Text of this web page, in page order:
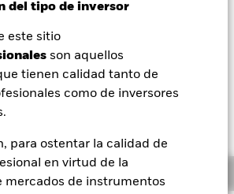
del tipo de inversor
este sitio
son aquellos
tienen calidad tanto de
como de inversores
para ostentar la calidad de
en virtud de la
mercados de instrumentos
a 06 ago 2026
0,81%)
general